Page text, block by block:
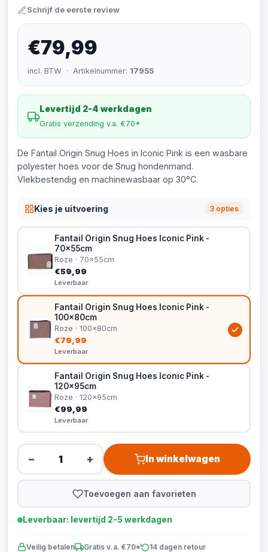
Schrijf de eerste review
€79,99
incl. BTW · Artikelnummer: 17955
Levertijd 2-4 werkdagen
Gratis verzending v.a. €70*
De Fantail Origin Snug Hoes in Iconic Pink is een wasbare
polyester hoes voor de Snug hondenmand.
Vlekbestendig en machinewasbaar op 30°C.
Kies je uitvoering 3 opties
Fantail Origin Snug Hoes Iconic Pink -
70x55cm
Roze · 70x55cm
€59,99
Leverbaar
Fantail Origin Snug Hoes Iconic Pink -
100x80cm
Roze · 100x80cm
€79,99
Leverbaar
Fantail Origin Snug Hoes Iconic Pink -
120x95cm
Roze · 120x95cm
€99,99
Leverbaar
− + In winkelwagen
Toevoegen aan favorieten
Leverbaar: levertijd 2-5 werkdagen
Veilig betalen Gratis v.a. €70* 14 dagen retour